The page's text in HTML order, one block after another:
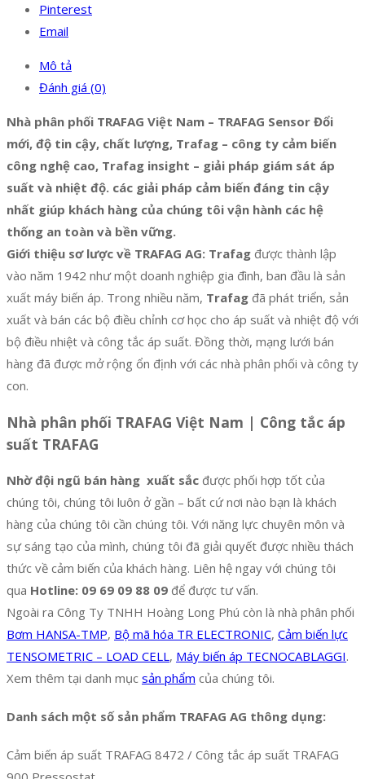
Pinterest
Email
Mô tả
Đánh giá (0)
Nhà phân phối TRAFAG Việt Nam – TRAFAG Sensor Đổi
mới, độ tin cậy, chất lượng, Trafag – công ty cảm biến
công nghệ cao, Trafag insight – giải pháp giám sát áp
suất và nhiệt độ. các giải pháp cảm biến đáng tin cậy
nhất giúp khách hàng của chúng tôi vận hành các hệ
thống an toàn và bền vững.
Giới thiệu sơ lược về TRAFAG AG: Trafag được thành lập
vào năm 1942 như một doanh nghiệp gia đình, ban đầu là sản
xuất máy biến áp. Trong nhiều năm, Trafag đã phát triển, sản
xuất và bán các bộ điều chỉnh cơ học cho áp suất và nhiệt độ với
bộ điều nhiệt và công tắc áp suất. Đồng thời, mạng lưới bán
hàng đã được mở rộng ổn định với các nhà phân phối và công ty
con.
Nhà phân phối TRAFAG Việt Nam | Công tắc áp
suất TRAFAG
Nhờ đội ngũ bán hàng xuất sắc được phối hợp tốt của
chúng tôi, chúng tôi luôn ở gần – bất cứ nơi nào bạn là khách
hàng của chúng tôi cần chúng tôi. Với năng lực chuyên môn và
sự sáng tạo của mình, chúng tôi đã giải quyết được nhiều thách
thức về cảm biến của khách hàng. Liên hệ ngay với chúng tôi
qua Hotline: 09 69 09 88 09 để được tư vấn.
Ngoài ra Công Ty TNHH Hoàng Long Phú còn là nhà phân phối
Bơm HANSA-TMP, Bộ mã hóa TR ELECTRONIC, Cảm biến lực
TENSOMETRIC – LOAD CELL, Máy biến áp TECNOCABLAGGI.
Xem thêm tại danh mục sản phẩm của chúng tôi.
Danh sách một số sản phẩm TRAFAG AG thông dụng:
Cảm biến áp suất TRAFAG 8472 / Công tắc áp suất TRAFAG